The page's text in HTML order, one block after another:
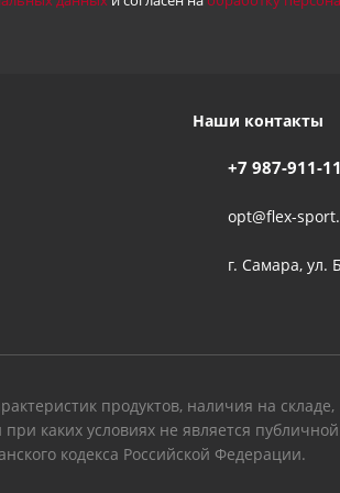
Наши контакты
+7 987-911-
opt@flex-
г. Самара, ул.
продуктов, наличия на складе,
каких условиях не является публичной
кодекса Российской Федерации.